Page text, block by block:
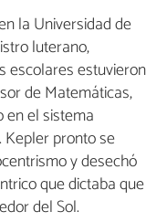
la Universidad de
luterano,
escolares estuvieron
de Matemáticas,
en el sistema
Kepler pronto se
y desechó
que dictaba que
del Sol.